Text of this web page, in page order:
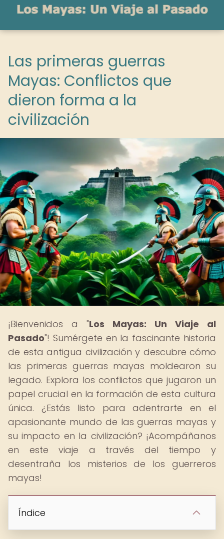
Las primeras guerras
Mayas: Conflictos que
dieron forma a la
civilización
¡Bienvenidos a "Los Mayas: Un Viaje al
Pasado"! Sumérgete en la fascinante historia
de esta antigua civilización y descubre cómo
las primeras guerras mayas moldearon su
legado. Explora los conflictos que jugaron un
papel crucial en la formación de esta cultura
única. ¿Estás listo para adentrarte en el
apasionante mundo de las guerras mayas y
su impacto en la civilización? ¡Acompáñanos
en este viaje a través del tiempo y
desentraña los misterios de los guerreros
mayas!
Índice